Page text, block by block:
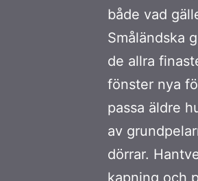
både vad
Småländska
de allra
fönster nya
passa äldre
av
dörrar.
kapning och